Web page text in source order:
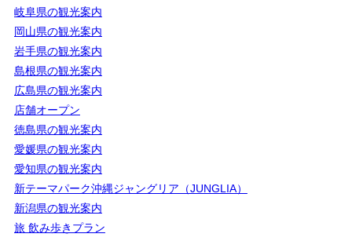
岐阜県の観光案内
岡山県の観光案内
岩手県の観光案内
島根県の観光案内
広島県の観光案内
店舗オープン
徳島県の観光案内
愛媛県の観光案内
愛知県の観光案内
新テーマパーク沖縄ジャングリア（JUNGLIA）
新潟県の観光案内
旅 飲み歩きプラン